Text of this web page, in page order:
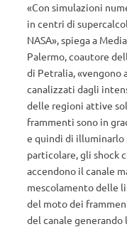
«Con simulazioni
in centri di
NASA», spiega a
Palermo, coautore
di Petralia, «vengono
canalizzati dagli
delle regioni attive
frammenti sono in
e quindi di illuminarlo
particolare, gli shock
accendono il canale
mescolamento delle
del moto dei
del canale generando